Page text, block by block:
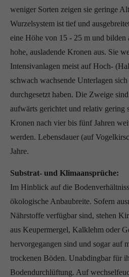
weniger Sorten zeigen sie geringe
Wurzelsystem ist tief und
eine Höhe von 15 - 25 m und bilden
hohe, ausladende Kronen aus. Sie
Intensivanlagen meist auf Hoch-
schwach wachsende Unterlagen
durchgesetzt haben. Die Zweige
aufwärts gerichtet und relativ gering
Kronen nach vier bis fünf Jahren
werden. Lebensdauer (auf
Jahre.
Substrat- und Klimaansprüche:
Im Hinblick auf die
ökologische Anbaubreite. Sofern
Nährstoffe verfügbar sind, stehen
aus Keupermergel, Kalklehm oder
hervorgegangen sind und sogar auf
trockenen Böden. Unabdingbar für
Bodendurchlüftung. Auf